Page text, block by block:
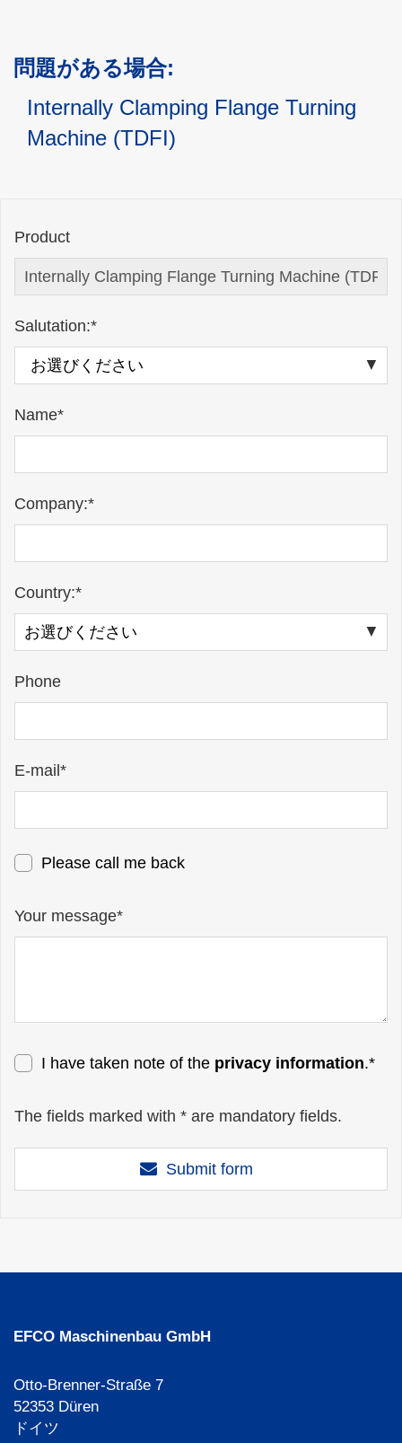
問題がある場合:
Internally Clamping Flange Turning
Machine (TDFI)
Product
Salutation:*
Name*
Company:*
Country:*
Phone
E-mail*
Please call me back
Your message*
I have taken note of the privacy information.*
The fields marked with * are mandatory fields.
Submit form
EFCO Maschinenbau GmbH
Otto-Brenner-Straße 7
52353 Düren
ドイツ